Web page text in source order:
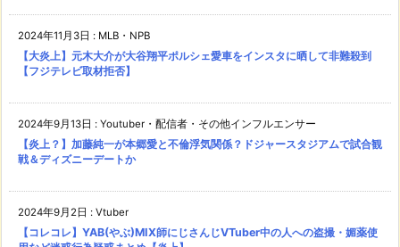
2024年11月3日 : MLB・NPB
【大炎上】元木大介が大谷翔平ポルシェ愛車をインスタに晒して非難殺到
【フジテレビ取材拒否】
2024年9月13日 : Youtuber・配信者・その他インフルエンサー
【炎上？】加藤純一が本郷愛と不倫浮気関係？ドジャースタジアムで試合観
戦＆ディズニーデートか
2024年9月2日 : Vtuber
【コレコレ】YAB(やぶ)MIX師にじさんじVTuber中の人への盗撮・媚薬使